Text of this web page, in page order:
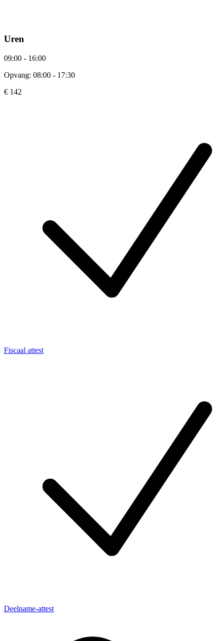
Uren
09:00 - 16:00
Opvang: 08:00 - 17:30
€ 142
Fiscaal attest
Deelname-attest